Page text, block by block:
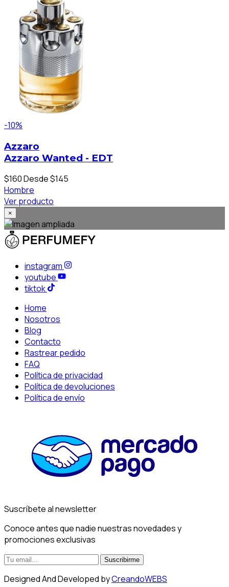
-10%
Azzaro
Azzaro Wanted - EDT
$160Desde $145
Hombre
Ver producto
×
instagram
youtube
tiktok
Home
Nosotros
Blog
Contacto
Rastrear pedido
FAQ
Política de privacidad
Política de devoluciones
Política de envío
Suscríbete al newsletter
Conoce antes que nadie nuestras novedades y
promociones exclusivas
Suscribirme
Designed And Developed byCreandoWEBS